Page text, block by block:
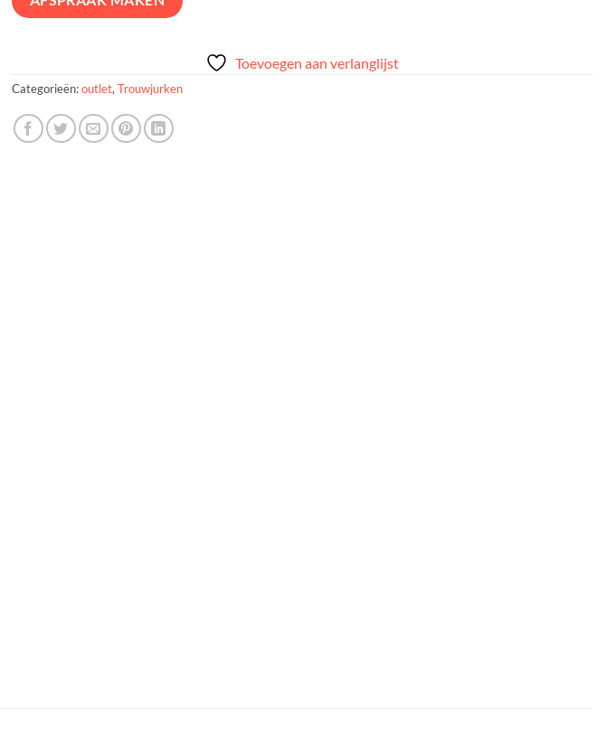
Toevoegen aan verlanglijst
Categorieën:outlet, Trouwjurken